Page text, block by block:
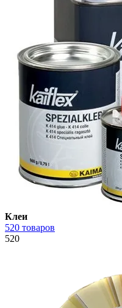
Клеи
520 товаров
520